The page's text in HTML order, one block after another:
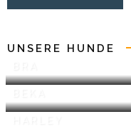
UNSERE HUNDE